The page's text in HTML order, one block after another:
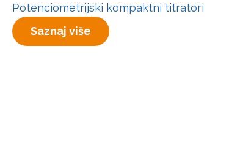
Potenciometrijski kompaktni titratori
Saznaj više